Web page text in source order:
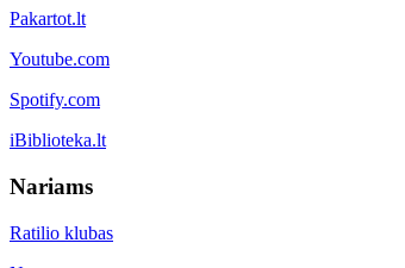
Pakartot.lt
Youtube.com
Spotify.com
iBiblioteka.lt
Nariams
Ratilio klubas